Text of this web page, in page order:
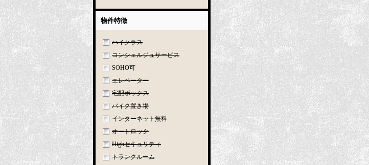
物件特徴
ハイクラス
コンシェルジュサービス
SOHO可
エレベーター
宅配ボックス
バイク置き場
インターネット無料
オートロック
Highセキュリティ
トランクルーム